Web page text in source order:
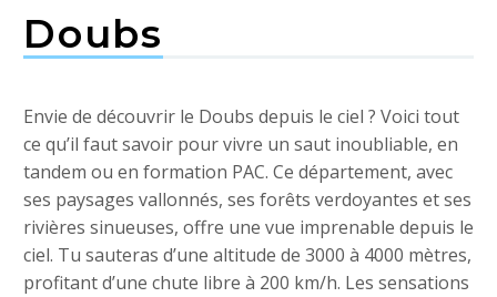
Doubs
Envie de découvrir le Doubs depuis le ciel ? Voici tout
ce qu’il faut savoir pour vivre un saut inoubliable, en
tandem ou en formation PAC. Ce département, avec
ses paysages vallonnés, ses forêts verdoyantes et ses
rivières sinueuses, offre une vue imprenable depuis le
ciel. Tu sauteras d’une altitude de 3000 à 4000 mètres,
profitant d’une chute libre à 200 km/h. Les sensations